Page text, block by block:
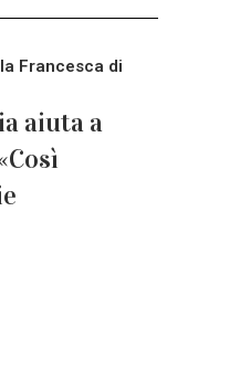
Francesca di
aiuta a